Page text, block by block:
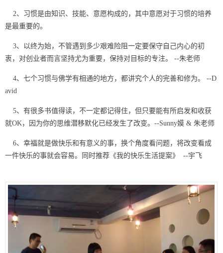
2、习惯是由知识、技能、意愿构成的，其中意愿对于习惯的培养
是最重要的。
3、以终为始，不管遇到多少艰难险阻一定要保守自己内心的初
衷，对创业者而言坚持尤为重要，保持对目标的专注。 --朱老师
4、七个习惯与佛学有相通的地方，都讲究个人的完善和修为。 --D
avid
5、有很多书值得读，不一定都记得住，但只要能有所启发和收获
就OK，因为你的思维潜移默化已经发生了改变。--Sunny嫫 & 朱老师
6、幸福就是做快乐和有意义的事，换个角度看问题，将改变看成
一件快乐的事就会容易。同时推荐《我的快乐生活提案》 --宇飞